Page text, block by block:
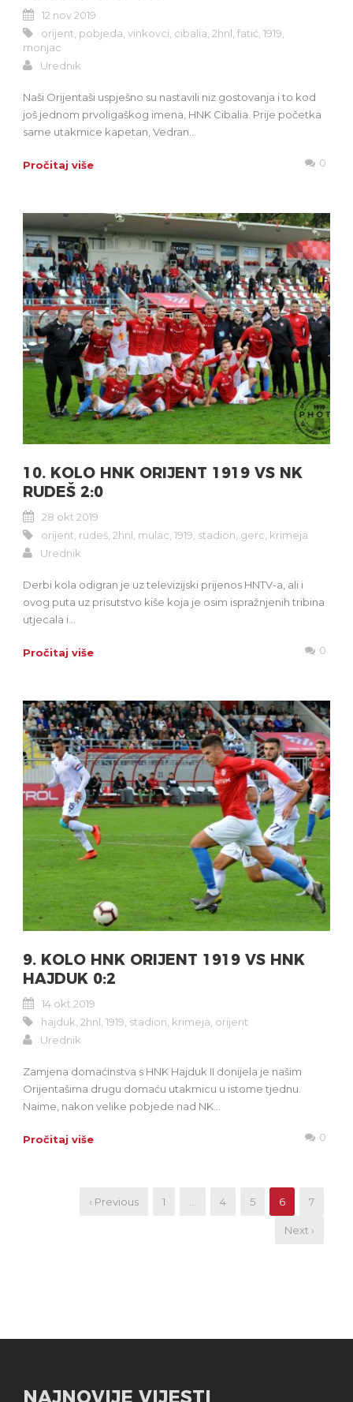
12 nov 2019
orijent pobjeda vinkovci cibalia 2hnl fatić 1919
monjac
Urednik
Naši Orijentaši uspješno su nastavili niz gostovanja i to kod
još jednom prvoligaškog imena, HNK Cibalia. Prije početka
same utakmice kapetan, Vedran...
Pročitaj više 0
10. KOLO HNK ORIJENT 1919 VS NK
RUDEŠ 2:0
28 okt 2019
orijent rudeš 2hnl mulac 1919 stadion gerc krimeja
Urednik
Derbi kola odigran je uz televizijski prijenos HNTV-a, ali i
ovog puta uz prisutstvo kiše koja je osim ispražnjenih tribina
utjecala i...
Pročitaj više 0
9. KOLO HNK ORIJENT 1919 VS HNK
HAJDUK 0:2
14 okt 2019
hajduk 2hnl 1919 stadion krimeja orijent
Urednik
Zamjena domaćinstva s HNK Hajduk II donijela je našim
Orijentašima drugu domaću utakmicu u istome tjednu.
Naime, nakon velike pobjede nad NK...
Pročitaj više 0
‹ Previous 1 4 5 6 7
Next ›
NAJNOVIJE VIJESTI